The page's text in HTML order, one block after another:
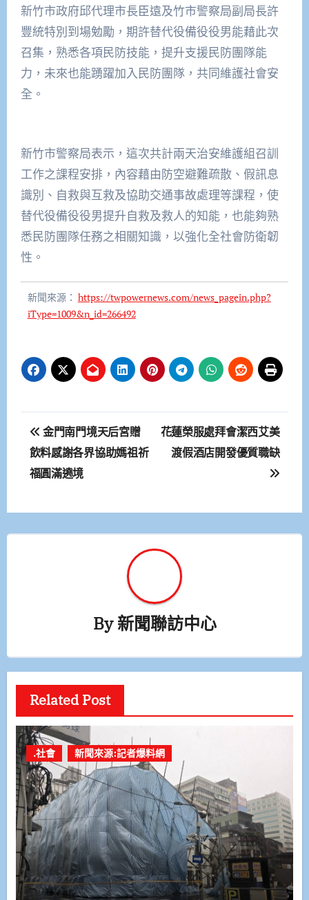
新竹市政府邱代理市長臣遠及竹市警察局副局長許
豐統特別到場勉勵，期許替代役備役役男能藉此次
召集，熟悉各項民防技能，提升支援民防團隊能
力，未來也能踴躍加入民防團隊，共同維護社會安
全。
新竹市警察局表示，這次共計兩天治安維護組召訓
工作之課程安排，內容藉由防空避難疏散、假訊息
識別、自救與互救及協助交通事故處理等課程，使
替代役備役役男提升自救及救人的知能，也能夠熟
悉民防團隊任務之相關知識，以強化全社會防衛韌
性。
新聞來源： https://twpowernews.com/news_pagein.php?
iType=1009&n_id=266492
文
章
導
覽
金門南門境天后宮贈
飲料感謝各界協助媽祖祈
福圓滿遶境
花蓮榮服處拜會潔西艾美
渡假酒店開發優質職缺
By新聞聯訪中心
Related Post
.社會 新聞來源:記者爆料網